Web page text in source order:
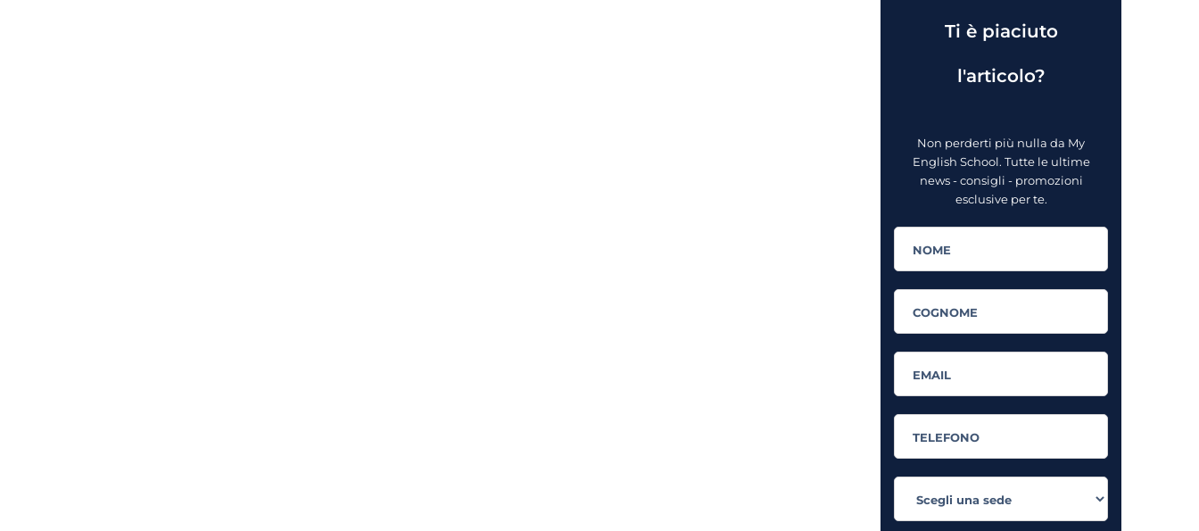
Ti è piaciuto
l'articolo?
Non perderti più nulla da My
English School. Tutte le ultime
news - consigli - promozioni
esclusive per te.